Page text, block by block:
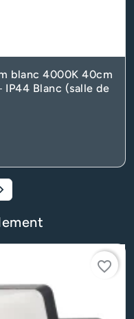
blanc 4000K 40cm
IP44 Blanc (salle de
Suivant
favorite_border